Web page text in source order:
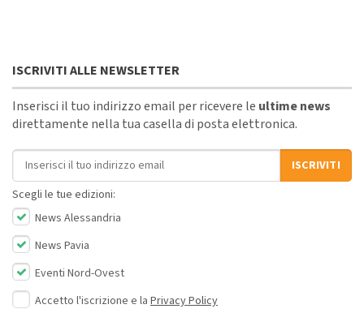
ISCRIVITI ALLE NEWSLETTER
Inserisci il tuo indirizzo email per ricevere le ultime news
direttamente nella tua casella di posta elettronica.
Indirizzo email
ISCRIVITI
Scegli le tue edizioni:
News Alessandria
News Pavia
Eventi Nord-Ovest
Accetto l'iscrizione e la Privacy Policy